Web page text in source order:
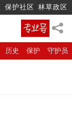
保护社区 林草政区
历史 保护 守护员